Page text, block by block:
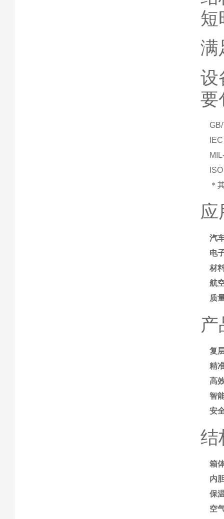
短
满
设
要
＊
应
汽
电
材
航
质
产
复
精
高
智
安
结
箱
内
保
空